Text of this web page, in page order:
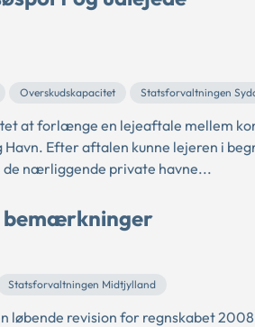
Overskudskapacitet Statsforvaltningen
at forlænge en lejeaftale mellem
Havn. Efter aftalen kunne lejeren i
nærliggende private havne...
bemærkninger
Statsforvaltningen Midtjylland
løbende revision for regnskabet